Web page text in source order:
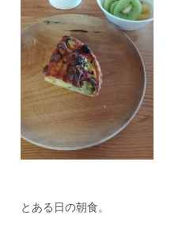
とある日の朝食。